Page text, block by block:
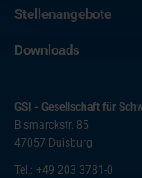
Stellenangebote
Downloads
GSI - Gesellschaft für
Bismarckstr. 85
47057 Duisburg
Tel.: +49 203 3781-0